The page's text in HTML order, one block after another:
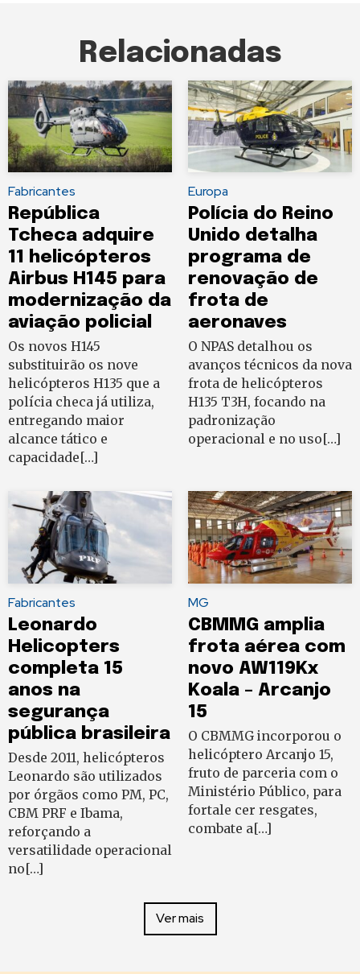
Relacionadas
Fabricantes
República
Tcheca adquire
11 helicópteros
Airbus H145 para
modernização da
aviação policial
Os novos H145
substituirão os nove
helicópteros H135 que a
polícia checa já utiliza,
entregando maior
alcance tático e
capacidade[…]
Europa
Polícia do Reino
Unido detalha
programa de
renovação de
frota de
aeronaves
O NPAS detalhou os
avanços técnicos da nova
frota de helicópteros
H135 T3H, focando na
padronização
operacional e no uso[…]
Fabricantes
Leonardo
Helicopters
completa 15
anos na
segurança
pública brasileira
Desde 2011, helicópteros
Leonardo são utilizados
por órgãos como PM, PC,
CBM PRF e Ibama,
reforçando a
versatilidade operacional
no[…]
MG
CBMMG amplia
frota aérea com
novo AW119Kx
Koala – Arcanjo
15
O CBMMG incorporou o
helicóptero Arcanjo 15,
fruto de parceria com o
Ministério Público, para
fortale cer resgates,
combate a[…]
Ver mais